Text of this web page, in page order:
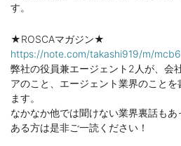
す。
★ROSCAマガジン★
https://note.com/takashi919/m/
弊社の役員兼エージェント2人が、会
アのこと、エージェント業界のこと
ます。
なかなか他では聞けない業界裏話も
ある方は是非ご一読ください！